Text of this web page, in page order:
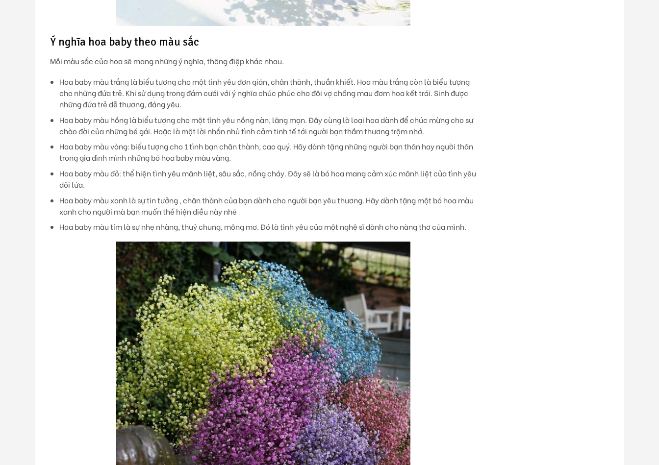
Ý nghĩa hoa baby theo màu sắc
Mỗi màu sắc của hoa sẽ mang những ý nghĩa, thông điệp khác nhau.
Hoa baby màu trắnglà biểu tượng cho một tình yêu đơn giản, chân thành, thuần khiết. Hoa màu trắng còn là biểu tượng
cho những đứa trẻ. Khi sử dụng trong đám cưới với ý nghĩa chúc phúc cho đôi vợ chồng mau đơm hoa kết trái. Sinh được
những đứa trẻ dễ thương, đáng yêu.
Hoa baby màu hồnglà biểu tượng cho một tình yêu nồng nàn, lãng mạn. Đây cùng là loại hoa dành để chúc mừng cho sự
chào đời của những bé gái. Hoặc là một lời nhắn nhủ tình cảm tinh tế tới người bạn thầm thương trộm nhớ.
Hoa baby màu vàng: biểu tượng cho 1 tình bạn chân thành, cao quý. Hãy dành tặng những người bạn thân hay người thân
trong gia đình mình những bó hoa baby màu vàng.
Hoa baby màu đỏ:thể hiện tình yêu mãnh liệt, sâu sắc, nồng cháy. Đây sẽ là bó hoa mang cảm xúc mãnh liệt của tình yêu
đôi lứa.
Hoa baby màu xanhlà sự tin tưởng , chân thành của bạn dành cho người bạn yêu thương. Hãy dành tặng một bó hoa màu
xanh cho người mà bạn muốn thể hiện điều này nhé
Hoa baby màu tímlà sự nhẹ nhàng, thuỷ chung, mộng mơ. Đó là tình yêu của một nghệ sĩ dành cho nàng thơ của mình.